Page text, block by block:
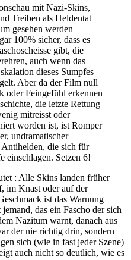
mit Nazi-Skins,
Treiben als Heldentat
gesehen werden
100% sicher, dass es
gibt, die
auch wenn das
dieses Sumpfes
Aber da der Film null
oder Feingefühl erkennen
die letzte Rettung
mitreisst oder
worden ist, ist Romper
undramatischer
die sich für
einschlagen. Setzen 6!
: Alle Skins landen früher
im Knast oder auf der
ist das Warnung
das ein Fascho der sich
Nazitum warnt, danach aus
der nie richtig drin, sondern
sich (wie in fast jeder Szene)
auch nicht so deutlich, wie es